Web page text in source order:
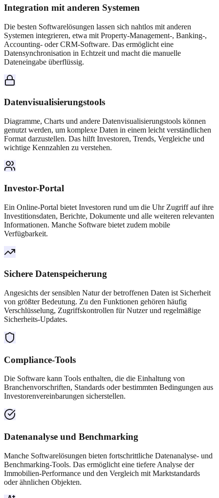
Integration mit anderen Systemen
Die besten Softwarelösungen lassen sich nahtlos mit anderen
Systemen integrieren, etwa mit Property-Management-, Banking-,
Accounting- oder CRM-Software. Das ermöglicht eine
Datensynchronisation in Echtzeit und macht die manuelle
Dateneingabe überflüssig.
Datenvisualisierungstools
Diagramme, Charts und andere Datenvisualisierungstools können
genutzt werden, um komplexe Daten in einem leicht verständlichen
Format darzustellen. Das hilft Investoren, Trends, Vergleiche und
wichtige Kennzahlen zu verstehen.
Investor-Portal
Ein Online-Portal bietet Investoren rund um die Uhr Zugriff auf ihre
Investitionsdaten, Berichte, Dokumente und alle weiteren relevanten
Informationen. Manche Software bietet zudem mobile
Verfügbarkeit.
Sichere Datenspeicherung
Angesichts der sensiblen Natur der betroffenen Daten ist Sicherheit
von größter Bedeutung. Zu den Funktionen gehören häufig
Verschlüsselung, Zugriffskontrollen für Nutzer und regelmäßige
Sicherheits-Updates.
Compliance-Tools
Die Software kann Tools enthalten, die die Einhaltung von
Branchenvorschriften, Standards oder bestimmten Bedingungen aus
Investorenvereinbarungen sicherstellen.
Datenanalyse und Benchmarking
Manche Softwarelösungen bieten fortschrittliche Datenanalyse- und
Benchmarking-Tools. Das ermöglicht eine tiefere Analyse der
Immobilien-Performance und den Vergleich mit Marktstandards
oder ähnlichen Objekten.